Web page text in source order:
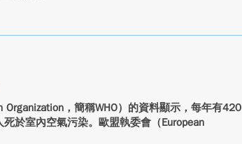
，簡稱WHO）的資料顯示，每年有420
於室內空氣污染。歐盟執委會（European